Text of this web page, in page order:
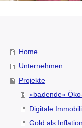
Home
Unternehmen
Projekte
«badende»
Digitale
Gold als